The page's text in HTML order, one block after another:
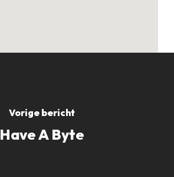
Vorige bericht
Have A Byte